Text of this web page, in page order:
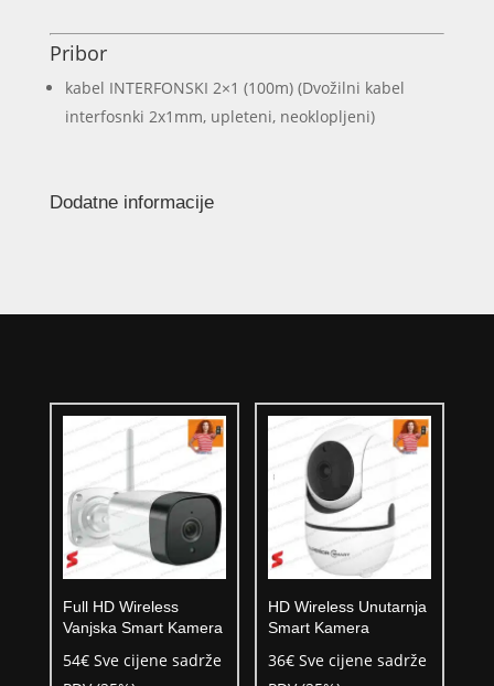
Pribor
kabel INTERFONSKI 2×1 (100m) (Dvožilni kabel
interfosnki 2x1mm, upleteni, neoklopljeni)
Dodatne informacije
Full HD Wireless
Vanjska Smart Kamera
54€ Sve cijene sadrže
HD Wireless Unutarnja
Smart Kamera
36€ Sve cijene sadrže